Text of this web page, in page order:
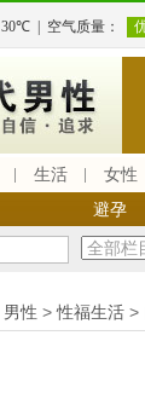
生活 女性
避孕
男性 >性福生活 >